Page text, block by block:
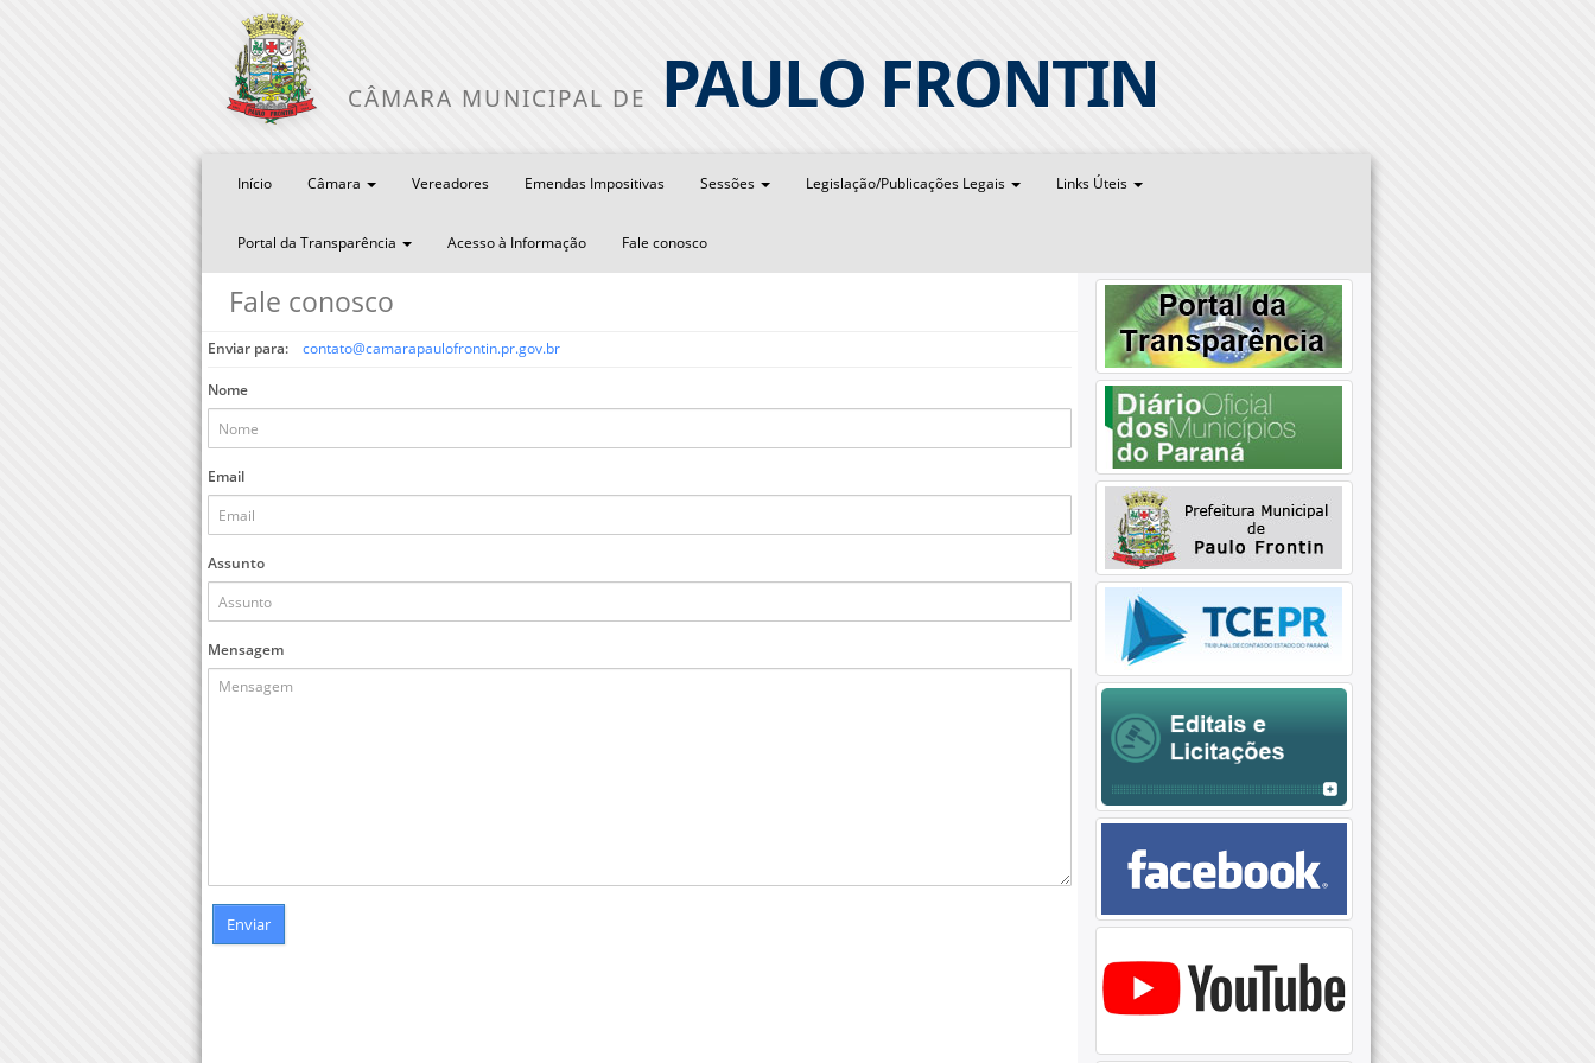
CÂMARA MUNICIPAL DE PAULO FRONTIN
Início Câmara Vereadores Emendas Impositivas Sessões Legislação/Publicações Legais Links Úteis
Portal da Transparência Acesso à Informação Fale conosco
Fale conosco
Enviar para: contato@camarapaulofrontin.pr.gov.br
Nome
Email
Assunto
Mensagem
Enviar